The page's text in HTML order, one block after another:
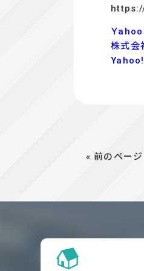
Ｙahoo
株式会
Yahoo!
« 前のページ